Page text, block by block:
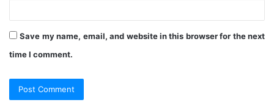
Save my name, email, and website in this browser for the next
time I comment.